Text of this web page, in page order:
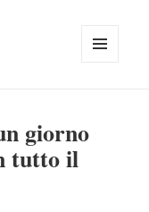
giorno
tutto il